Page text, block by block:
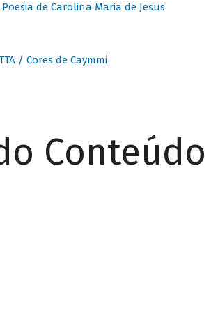
Poesia de Carolina Maria de Jesus
/ Cores de Caymmi